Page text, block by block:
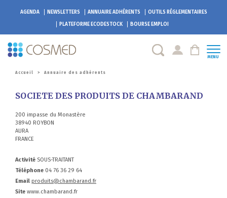
AGENDA NEWSLETTERS ANNUAIRE ADHÉRENTS
OUTILS RÉGLEMENTAIRES
PLATEFORMEECODESTOCK BOURSE EMPLOI
MENU
Accueil > Annuaire des adhérents
SOCIETE DES PRODUITS DE CHAMBARAND
200 impasse du Monastère
38940 ROYBON
AURA
FRANCE
Activité SOUS-TRAITANT
Téléphone 04 76 36 29 64
Email produits@chambarand.fr
Site www.chambarand.fr